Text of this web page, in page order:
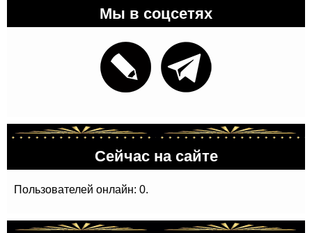
Мы в соцсетях
Сейчас на сайте
Пользователей онлайн: 0.